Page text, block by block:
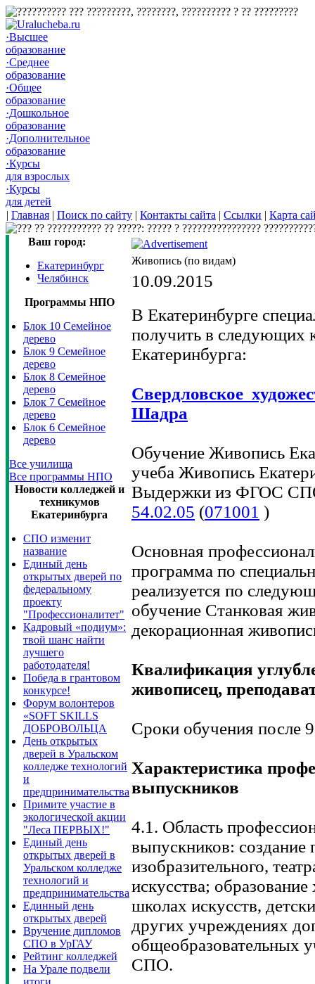
·Высшее
образование
·Среднее
образование
·Общее
образование
·Дошкольное
образование
·Дополнительное
образование
·Курсы
для взрослых
·Курсы
для детей
| Главная | Поиск по сайту | Контакты сайта | Ссылки | Карта
Ваш город:
Екатеринбург
Челябинск
Программы НПО
Блок 10 Семейное
дерево
Блок 9 Семейное
дерево
Блок 8 Семейное
дерево
Блок 7 Семейное
дерево
Блок 6 Семейное
дерево
Все училища
Все программы НПО
Новости колледжей и
техникумов
Екатеринбурга
СПО изменит
название
Единый день
открытых дверей по
федеральному
проекту
"Профессионалитет"
Кадровый «подиум»:
твой шанс найти
лучшего
работодателя!
Победа в грантовом
конкурсе!
Форум волонтеров
«SOFT SKILLS
ДОБРОВОЛЬЦА
День открытых
дверей в Уральском
колледже технологий
и
предпринимательства
Примите участие в
экологической акции
"Леса ПЕРВЫХ!"
Единый день
открытых дверей в
Уральском колледже
технологий и
предпринимательства
Единный день
открытых дверей
Вручение дипломов
СПО в УрГАУ
Рейтинг колледжей
На Урале подвели
итоги
Живопись (по видам)
10.09.2015
В Екатеринбурге
получить в следующих
Екатеринбурга:
Свердловское
Шадра
Обучение Живопись
учеба Живопись
Выдержки из ФГОС
54.02.05 (071001 )
Основная
программа по
реализуется по
обучение Станковая
декорационная
Квалификация
живописец,
Сроки обучения после
Характеристика
выпускников
4.1. Область
выпускников: создание
изобразительного,
искусства;
школах искусств,
других учреждениях
общеобразовательных
СПО.